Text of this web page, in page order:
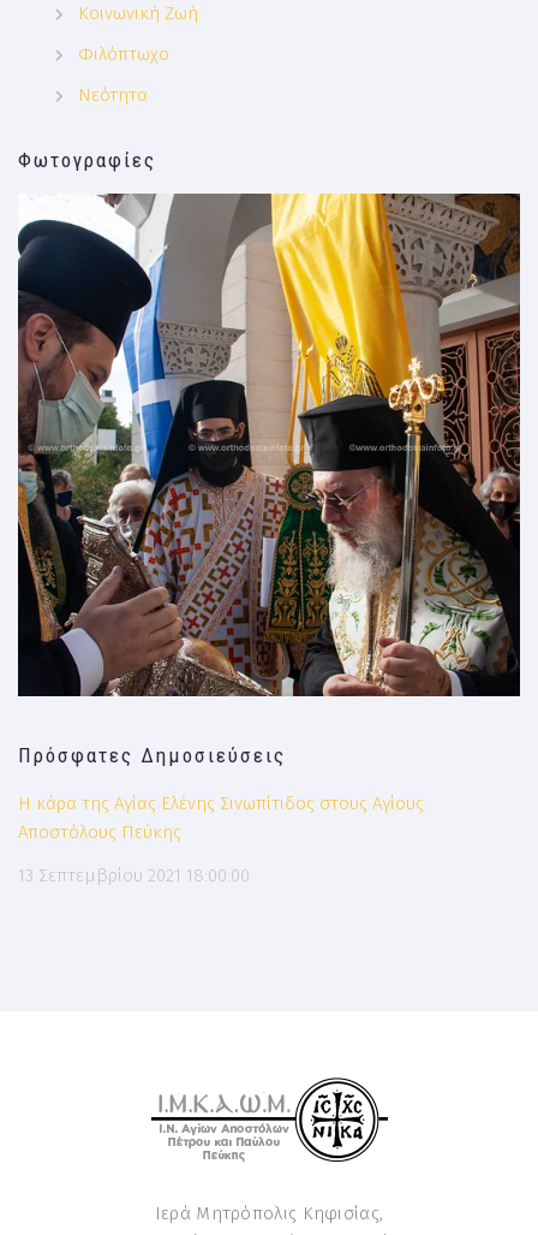
Κοινωνική Ζωή
Φιλόπτωχο
Νεότητα
Φωτογραφίες
Πρόσφατες Δημοσιεύσεις
H κάρα της Αγίας Ελένης Σινωπίτιδος στους Αγίους
Αποστόλους Πεύκης
13 Σεπτεμβρίου 2021 18:00:00
Ιερά Μητρόπολις Κηφισίας,